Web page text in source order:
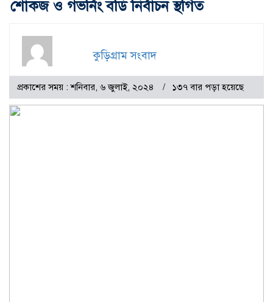
শোকজ ও গভর্নিং বডি নির্বাচন স্থগিত
কুড়িগ্রাম সংবাদ
প্রকাশের সময় : শনিবার, ৬ জুলাই, ২০২৪ ১৩৭ বার পড়া হয়েছে